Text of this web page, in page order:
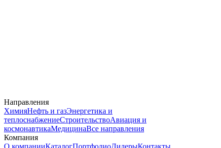
Направления
ХимияНефть и газЭнергетика и
теплоснабжениеСтроительствоАвиация и
космонавтикаМедицинаВсе направления
Компания
О компанииКаталогПортфолиоДилерыКонтакты